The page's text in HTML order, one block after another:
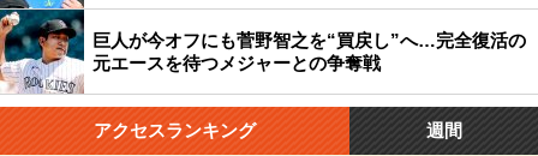
巨人が今オフにも菅野智之を“買戻し”へ…完全復活の
元エースを待つメジャーとの争奪戦
アクセスランキング 週間